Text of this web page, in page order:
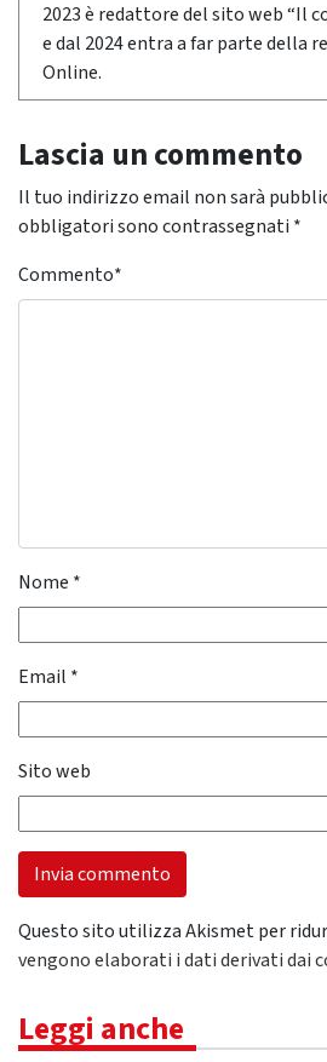
2023 è redattore del sito web “Il
e dal 2024 entra a far parte della
Online.
Lascia un commento
Il tuo indirizzo email non sarà
obbligatori sono contrassegnati *
Commento*
Nome *
Email *
Sito web
Questo sito utilizza Akismet per
vengono elaborati i dati derivati dai
Leggi anche